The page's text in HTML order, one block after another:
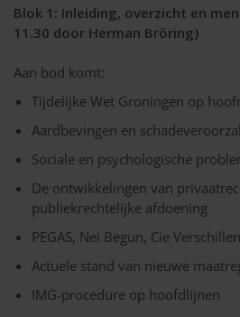
Blok 1: Inleiding, overzicht en
11.30 door Herman Bröring)
Aan bod komt:
Tijdelijke Wet Groningen op
Aardbevingen en
Sociale en psychologische
De ontwikkelingen van
publiekrechtelijke afdoening
PEGAS, Nei Begun, Cie Verschillen
Actuele stand van nieuwe
IMG-procedure op hoofdlijnen